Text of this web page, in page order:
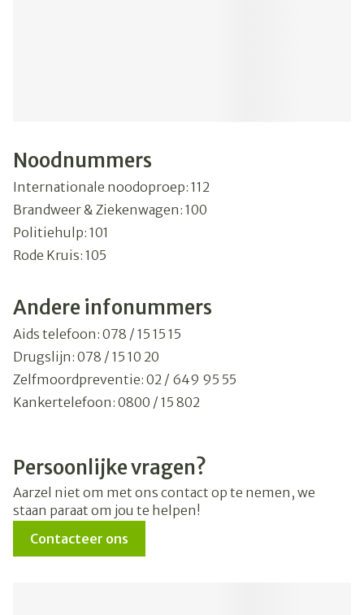
Noodnummers
Internationale noodoproep: 112
Brandweer & Ziekenwagen: 100
Politiehulp: 101
Rode Kruis: 105
Child focus: 110
Andere infonummers
Aids telefoon: 078 / 15 15 15
Drugslijn: 078 / 15 10 20
Zelfmoordpreventie: 02 / 649 95 55
Kankertelefoon: 0800 / 15 802
Belgische BrandwondenStichting: 02 / 649 65 89
Persoonlijke vragen?
Aarzel niet om met ons contact op te nemen, we
staan paraat om jou te helpen!
Contacteer ons